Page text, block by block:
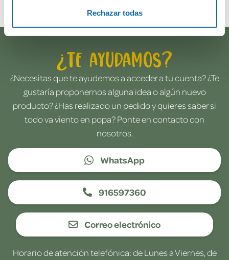
Rechazar todas
¿Te ayudamos?
¿Necesitas que te ayudemos a acceder a tu cuenta? ¿Te
gustaría proponernos alguna idea o algún nuevo
producto? ¿Has realizado un pedido y quieres saber si
todo va viento en popa? Ponte en contacto con
nosotros.
WhatsApp
916597360
Correo electrónico
Horario de atención telefónica: de Lunes a Viernes, de